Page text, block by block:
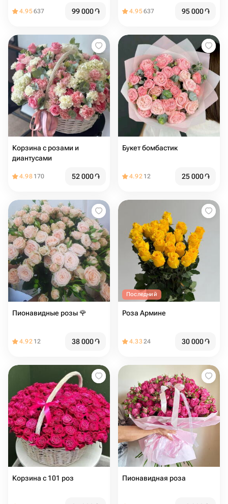
4.95637 99 000֏ 4.95637 95 000֏
Корзина с розами и
диантусами
4.98 170 52 000֏
Букет бомбастик
4.92 12 25 000֏
Пионавидные розы 🌹
4.92 12 38 000֏
Последний
Роза Армине
4.3324 30 000֏
Корзина с 101 роз Пионавидная роза